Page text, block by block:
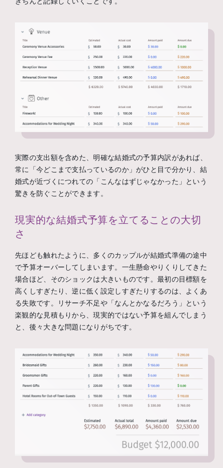
実際の支出額を含めた、明確な結婚式の予算内訳があれば、
常に「今どこまで支払っているのか」がひと目で分かり、結
婚式が近づくにつれての「こんなはずじゃなかった」という
驚きを防ぐことができます。
現実的な結婚式予算を立てることの大切
さ
先ほども触れたように、多くのカップルが結婚式準備の途中
で予算オーバーしてしまいます。一生懸命やりくりしてきた
場合ほど、そのショックは大きいものです。最初の目標額を
高くしすぎたり、逆に低く設定しすぎたりするのは、よくあ
る失敗です。リサーチ不足や「なんとかなるだろう」という
楽観的な見積もりから、現実的ではない予算を組んでしまう
と、後々大きな問題になりがちです。